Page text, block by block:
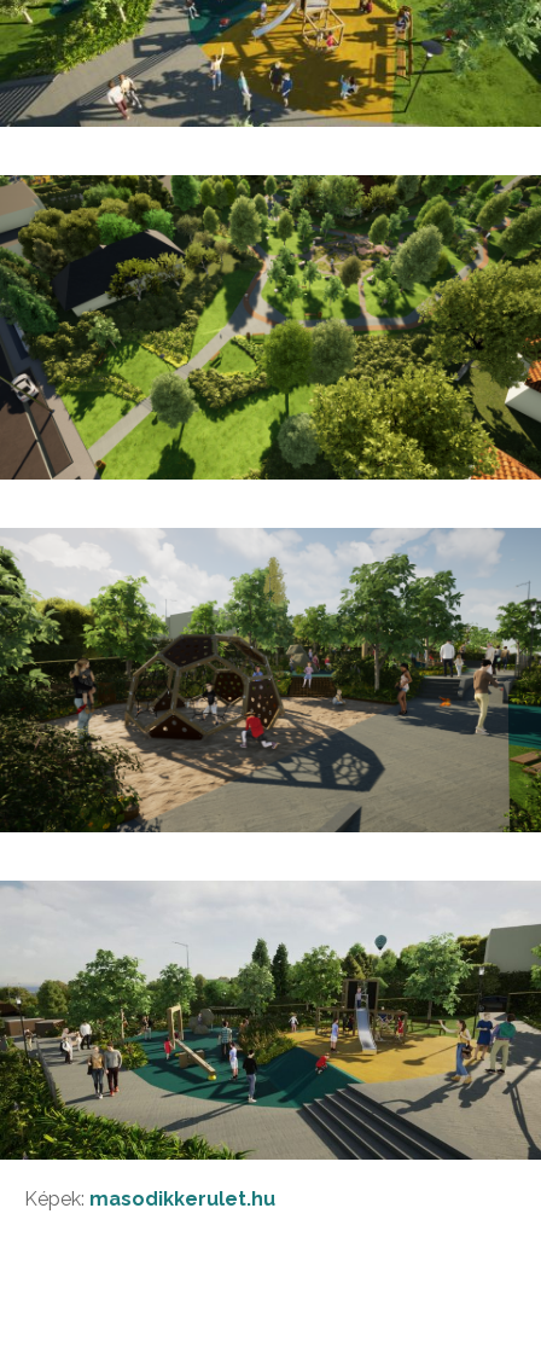
Képek: masodikkerulet.hu